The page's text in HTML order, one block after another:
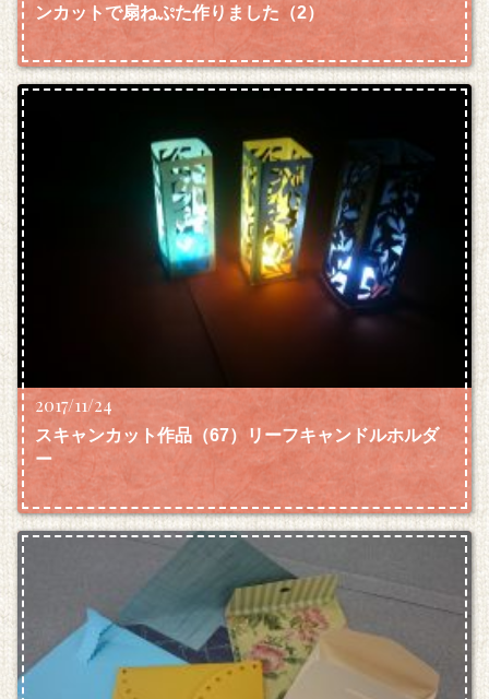
ンカットで扇ねぷた作りました（2）
2017/11/24
スキャンカット作品（67）リーフキャンドルホルダ
ー